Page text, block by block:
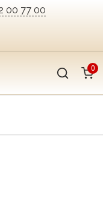
00 77 00
0